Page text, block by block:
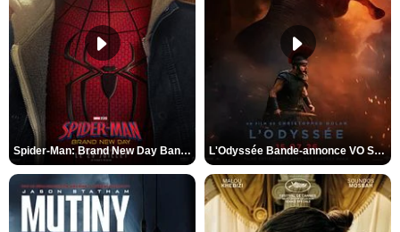
Spider-Man: Brand New Day Bande-annonce VO STFR L'Odyssée Bande-annonce VO STFR